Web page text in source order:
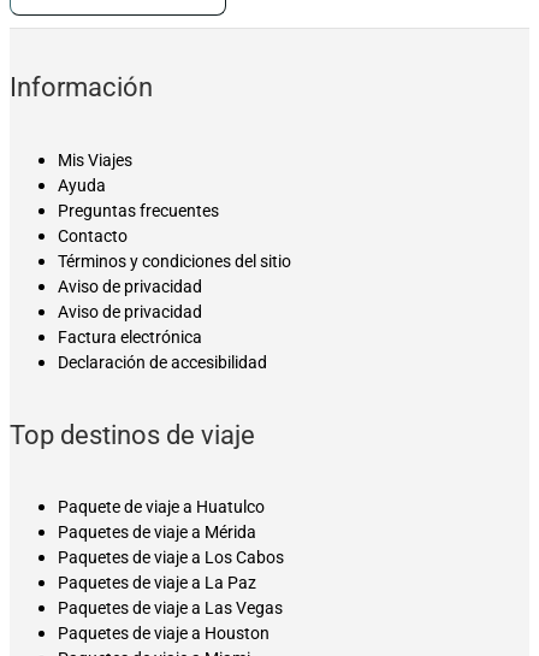
Información
Mis Viajes
Ayuda
Preguntas frecuentes
Contacto
Términos y condiciones del sitio
Aviso de privacidad
Aviso de privacidad
Factura electrónica
Declaración de accesibilidad
Top destinos de viaje
Paquete de viaje a Huatulco
Paquetes de viaje a Mérida
Paquetes de viaje a Los Cabos
Paquetes de viaje a La Paz
Paquetes de viaje a Las Vegas
Paquetes de viaje a Houston